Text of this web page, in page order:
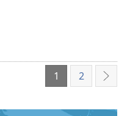
1 2 Далі